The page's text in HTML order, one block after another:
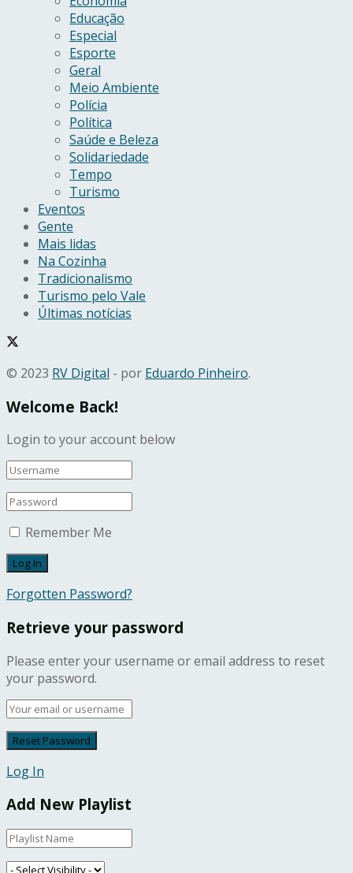
Educação
Especial
Esporte
Geral
Meio Ambiente
Polícia
Política
Saúde e Beleza
Solidariedade
Tempo
Turismo
Eventos
Gente
Mais lidas
Na Cozinha
Tradicionalismo
Turismo pelo Vale
Últimas notícias
© 2023 RV Digital - por Eduardo Pinheiro.
Welcome Back!
Login to your account below
Remember Me
Forgotten Password?
Retrieve your password
Please enter your username or email address to reset
your password.
Log In
Add New Playlist